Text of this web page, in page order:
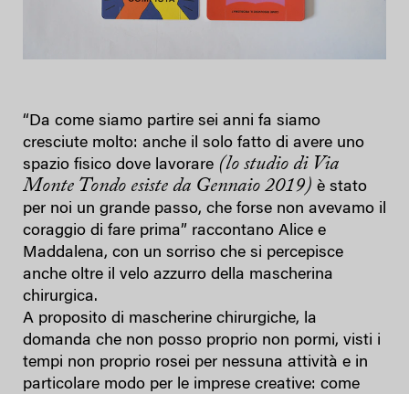
“Da come siamo partire sei anni fa siamo
cresciute molto: anche il solo fatto di avere uno
spazio fisico dove lavorare (lo studio di Via
Monte Tondo esiste da Gennaio 2019) è stato
per noi un grande passo, che forse non avevamo il
coraggio di fare prima” raccontano Alice e
Maddalena, con un sorriso che si percepisce
anche oltre il velo azzurro della mascherina
chirurgica.
A proposito di mascherine chirurgiche, la
domanda che non posso proprio non pormi, visti i
tempi non proprio rosei per nessuna attività e in
particolare modo per le imprese creative: come